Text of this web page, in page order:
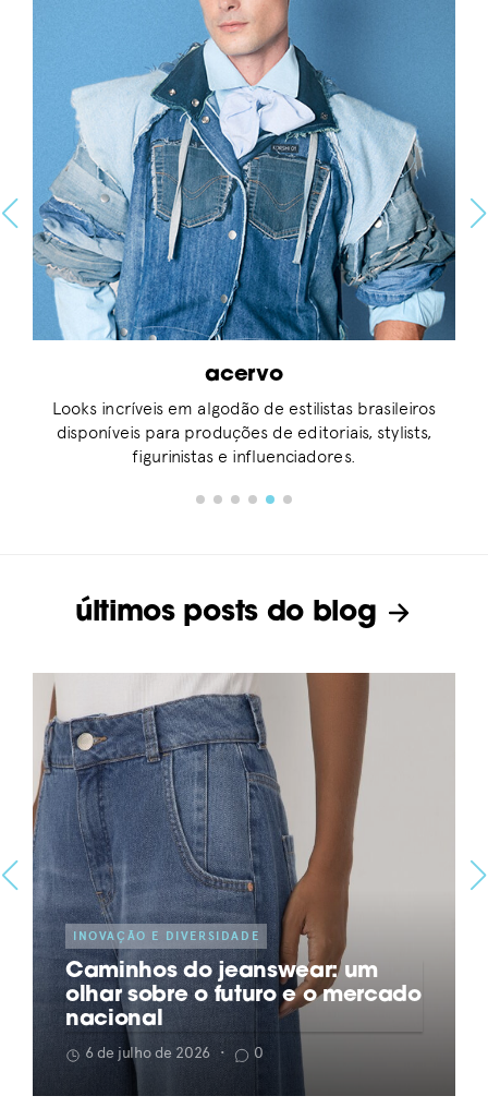
acervo
Looks incríveis em algodão de estilistas brasileiros
disponíveis para produções de editoriais, stylists,
figurinistas e influenciadores.
últimos posts do blog
INOVAÇÃO E DIVERSIDADE
Caminhos do jeanswear: um
olhar sobre o futuro e o mercado
nacional
6 de julho de 2026 • 0